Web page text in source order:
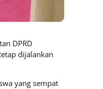
DPRD
dijalankan
yang sempat